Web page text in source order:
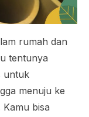
rumah dan
tentunya
untuk
menuju ke
bisa